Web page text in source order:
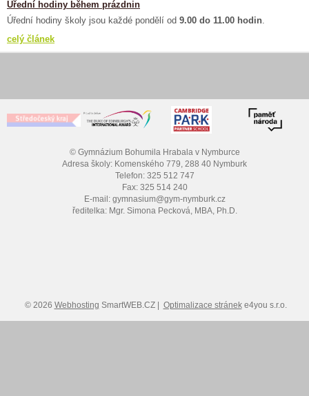
Úřední hodiny během prázdnin
Úřední hodiny školy jsou každé pondělí od 9.00 do 11.00 hodin.
celý článek
© Gymnázium Bohumila Hrabala v Nymburce
Adresa školy: Komenského 779, 288 40 Nymburk
Telefon: 325 512 747
Fax: 325 514 240
E-mail: gymnasium@gym-nymburk.cz
ředitelka: Mgr. Simona Pecková, MBA, Ph.D.
© 2026 Webhosting SmartWEB.CZ | Optimalizace stráneke4you s.r.o.